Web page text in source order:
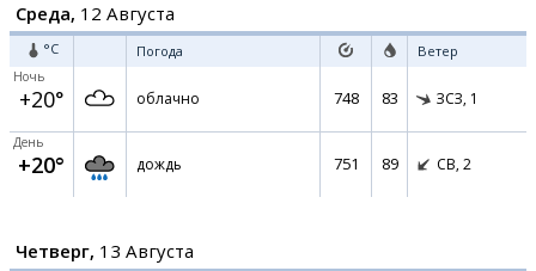
Среда, 12 Августа
°C Погода Ветер
Ночь
+20° облачно 748 83 ЗСЗ, 1
День
+20° дождь 751 89 СВ, 2
Четверг, 13 Августа